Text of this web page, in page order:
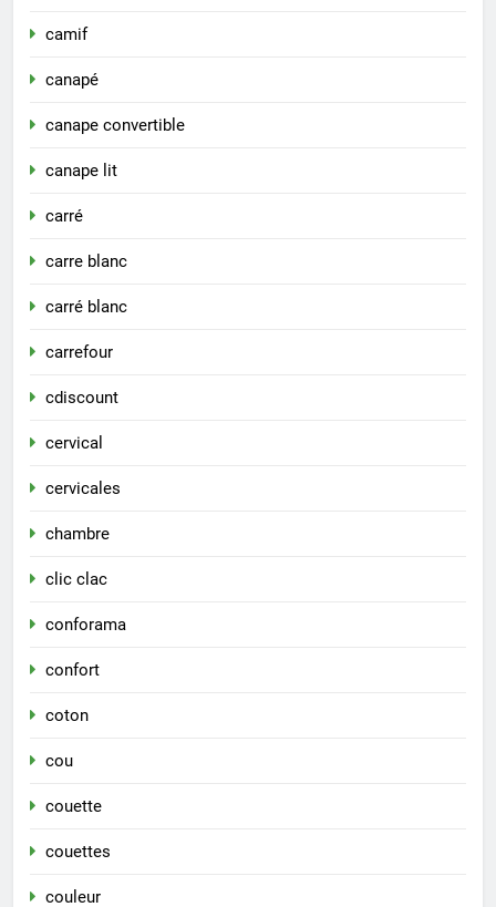
camif
canapé
canape convertible
canape lit
carré
carre blanc
carré blanc
carrefour
cdiscount
cervical
cervicales
chambre
clic clac
conforama
confort
coton
cou
couette
couettes
couleur